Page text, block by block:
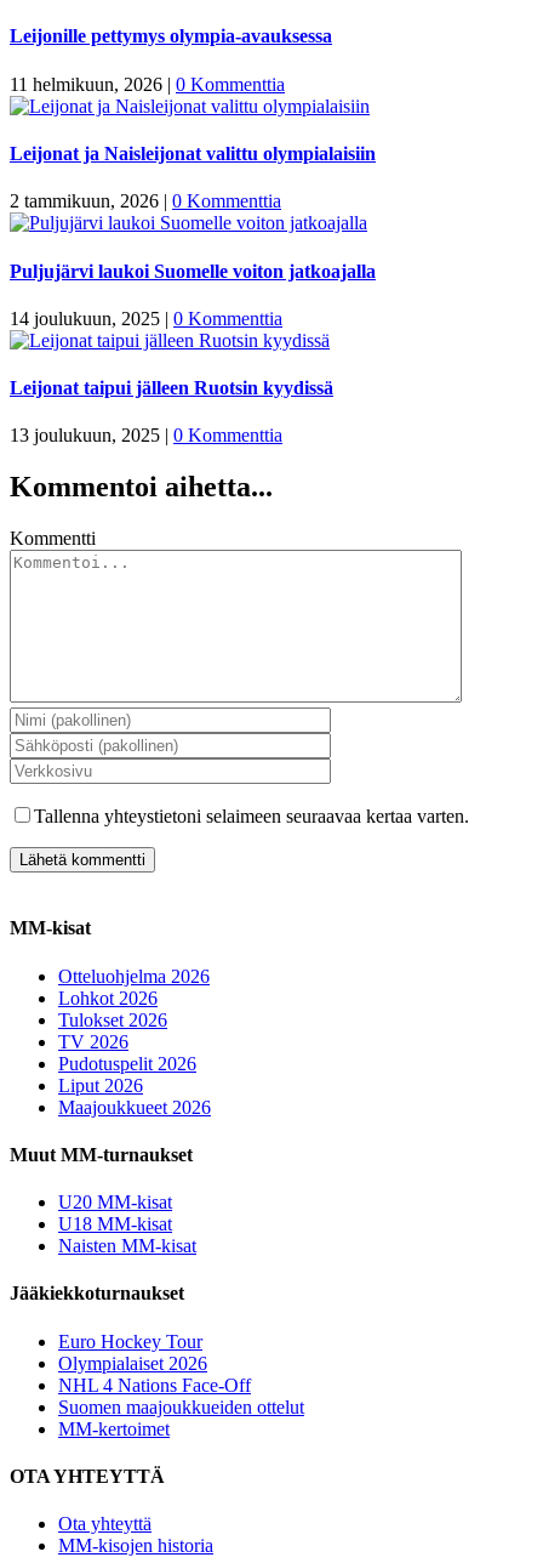
Leijonille pettymys olympia-avauksessa
11 helmikuun, 2026 | 0 Kommenttia
Leijonat ja Naisleijonat valittu olympialaisiin
2 tammikuun, 2026 | 0 Kommenttia
Puljujärvi laukoi Suomelle voiton jatkoajalla
14 joulukuun, 2025 | 0 Kommenttia
Leijonat taipui jälleen Ruotsin kyydissä
13 joulukuun, 2025 | 0 Kommenttia
Kommentoi aihetta...
Kommentti
Tallenna yhteystietoni selaimeen seuraavaa kertaa varten.
MM-kisat
Otteluohjelma 2026
Lohkot 2026
Tulokset 2026
TV 2026
Pudotuspelit 2026
Liput 2026
Maajoukkueet 2026
Muut MM-turnaukset
U20 MM-kisat
U18 MM-kisat
Naisten MM-kisat
Jääkiekkoturnaukset
Euro Hockey Tour
Olympialaiset 2026
NHL 4 Nations Face-Off
Suomen maajoukkueiden ottelut
MM-kertoimet
OTA YHTEYTTÄ
Ota yhteyttä
MM-kisojen historia